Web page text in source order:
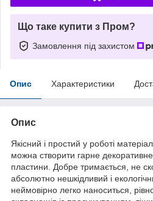
Що таке купити з Пром?
Замовлення під захистом
Опис Характеристики
Опис
Якісний і простий у роботі
можна створити гарне декоративне
пластини. Добре тримається, не
абсолютно нешкідливий і
неймовірно легко наноситься,